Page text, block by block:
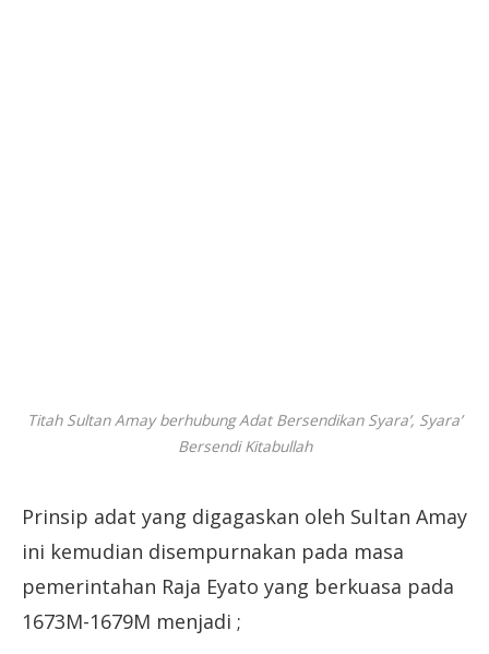
Titah Sultan Amay berhubung Adat Bersendikan Syara’, Syara’
Bersendi Kitabullah
Prinsip adat yang digagaskan oleh Sultan Amay
ini kemudian disempurnakan pada masa
pemerintahan Raja Eyato yang berkuasa pada
1673M-1679M menjadi ;